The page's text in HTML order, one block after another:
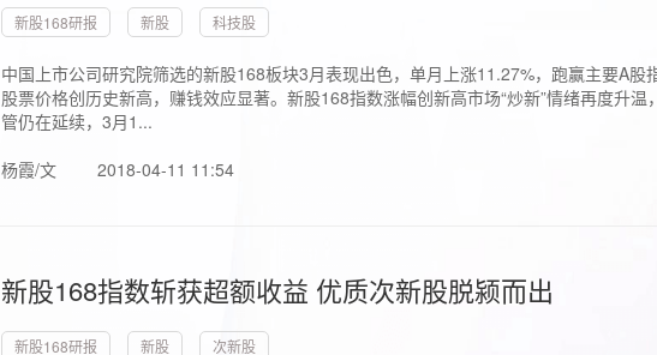
新股168研报 新股 科技股
中国上市公司研究院筛选的新股168板块3月表现出色，单月上涨11.27%，跑赢主要A
股票价格创历史新高，赚钱效应显著。新股168指数涨幅创新高市场“炒新”情绪再度升
管仍在延续，3月1...
杨霞/文
2018-04-11 11:54
新股168指数斩获超额收益 优质次新股脱颍而出
新股168研报 新股 次新股